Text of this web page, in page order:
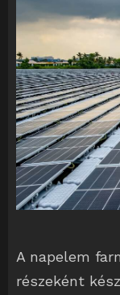
A napelem
részeként